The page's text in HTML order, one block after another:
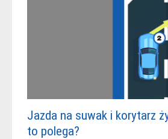
Jazda na suwak i korytarz
to polega?